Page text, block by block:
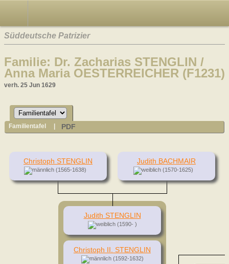
Süddeutsche Patrizier
Familie: Dr. Zacharias STENGLIN /
Anna Maria OESTERREICHER (F1231)
verh. 25 Jun 1629
Familientafel PDF
Christoph STENGLIN
(1565-1638)
Judith BACHMAIR
(1570-1625)
Judith STENGLIN
(1590- )
Christoph II. STENGLIN
(1592-1632)